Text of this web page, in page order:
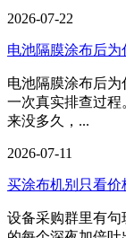
2026-07-22
电池隔膜涂布后为
电池隔膜涂布后
一次真实排查过程
来没多久，...
2026-07-11
买涂布机别只看价
设备采购群里有